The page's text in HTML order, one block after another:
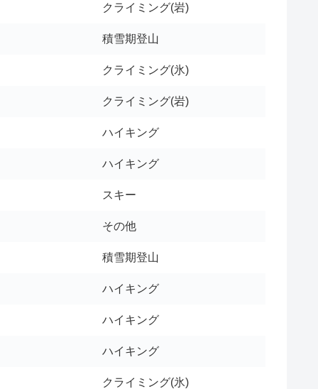
クライミング(岩)
積雪期登山
クライミング(氷)
クライミング(岩)
ハイキング
ハイキング
スキー
その他
積雪期登山
ハイキング
ハイキング
ハイキング
クライミング(氷)